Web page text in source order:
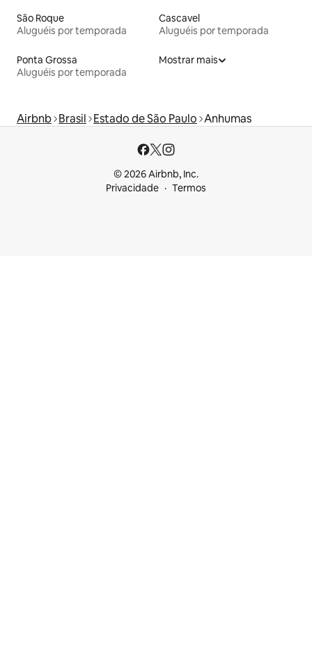
São Roque
Aluguéis por temporada
Cascavel
Aluguéis por temporada
Ponta Grossa
Aluguéis por temporada
Mostrar mais
Airbnb Brasil Estado de São Paulo Anhumas
© 2026 Airbnb, Inc.
Privacidade
Termos